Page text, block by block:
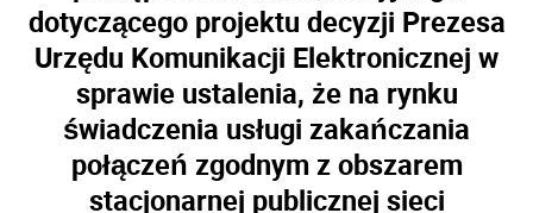
dotyczącego projektu decyzji Prezesa
Urzędu Komunikacji Elektronicznej w
sprawie ustalenia, że na rynku
świadczenia usługi zakańczania
połączeń zgodnym z obszarem
stacjonarnej publicznej sieci